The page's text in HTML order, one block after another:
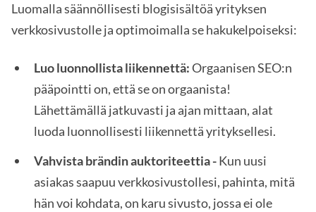
Luomalla säännöllisesti blogisisältöä yrityksen
verkkosivustolle ja optimoimalla se hakukelpoiseksi:
Luo luonnollista liikennettä:Orgaanisen SEO:n
pääpointti on, että se on orgaanista!
Lähettämällä jatkuvasti ja ajan mittaan, alat
luoda luonnollisesti liikennettä yrityksellesi.
Vahvista brändin auktoriteettia -Kun uusi
asiakas saapuu verkkosivustollesi, pahinta, mitä
hän voi kohdata, on karu sivusto, jossa ei ole